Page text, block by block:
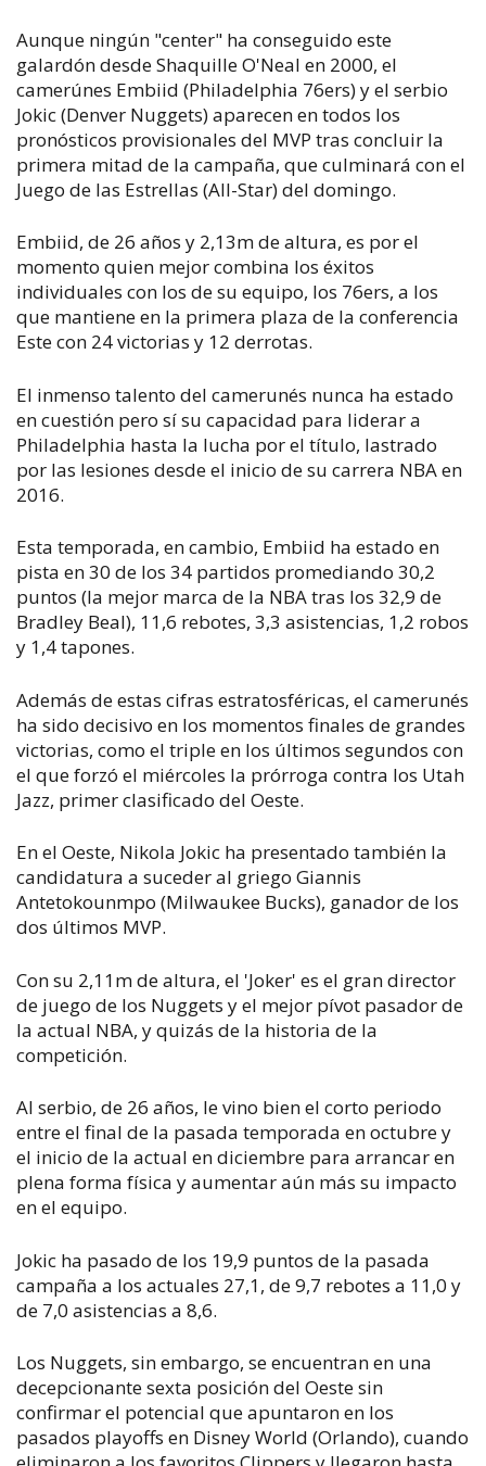
Aunque ningún "center" ha conseguido este
galardón desde Shaquille O'Neal en 2000, el
camerúnes Embiid (Philadelphia 76ers) y el serbio
Jokic (Denver Nuggets) aparecen en todos los
pronósticos provisionales del MVP tras concluir la
primera mitad de la campaña, que culminará con el
Juego de las Estrellas (All-Star) del domingo.
Embiid, de 26 años y 2,13m de altura, es por el
momento quien mejor combina los éxitos
individuales con los de su equipo, los 76ers, a los
que mantiene en la primera plaza de la conferencia
Este con 24 victorias y 12 derrotas.
El inmenso talento del camerunés nunca ha estado
en cuestión pero sí su capacidad para liderar a
Philadelphia hasta la lucha por el título, lastrado
por las lesiones desde el inicio de su carrera NBA en
2016.
Esta temporada, en cambio, Embiid ha estado en
pista en 30 de los 34 partidos promediando 30,2
puntos (la mejor marca de la NBA tras los 32,9 de
Bradley Beal), 11,6 rebotes, 3,3 asistencias, 1,2 robos
y 1,4 tapones.
Además de estas cifras estratosféricas, el camerunés
ha sido decisivo en los momentos finales de grandes
victorias, como el triple en los últimos segundos con
el que forzó el miércoles la prórroga contra los Utah
Jazz, primer clasificado del Oeste.
En el Oeste, Nikola Jokic ha presentado también la
candidatura a suceder al griego Giannis
Antetokounmpo (Milwaukee Bucks), ganador de los
dos últimos MVP.
Con su 2,11m de altura, el 'Joker' es el gran director
de juego de los Nuggets y el mejor pívot pasador de
la actual NBA, y quizás de la historia de la
competición.
Al serbio, de 26 años, le vino bien el corto periodo
entre el final de la pasada temporada en octubre y
el inicio de la actual en diciembre para arrancar en
plena forma física y aumentar aún más su impacto
en el equipo.
Jokic ha pasado de los 19,9 puntos de la pasada
campaña a los actuales 27,1, de 9,7 rebotes a 11,0 y
de 7,0 asistencias a 8,6.
Los Nuggets, sin embargo, se encuentran en una
decepcionante sexta posición del Oeste sin
confirmar el potencial que apuntaron en los
pasados playoffs en Disney World (Orlando), cuando